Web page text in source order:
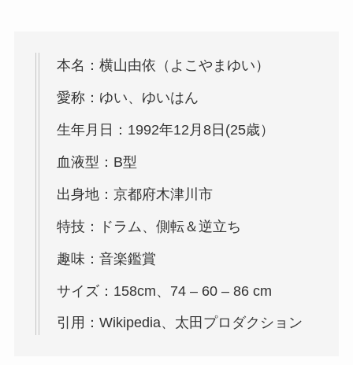
本名：横山由依（よこやまゆい）
愛称：ゆい、ゆいはん
生年月日：1992年12月8日(25歳）
血液型：B型
出身地：京都府木津川市
特技：ドラム、側転＆逆立ち
趣味：音楽鑑賞
サイズ：158cm、74 – 60 – 86 cm
引用：Wikipedia、太田プロダクション